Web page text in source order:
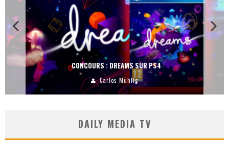
CONCOURS : DREAMS SUR PS4
Carlos Mühlig
DAILY MEDIA TV